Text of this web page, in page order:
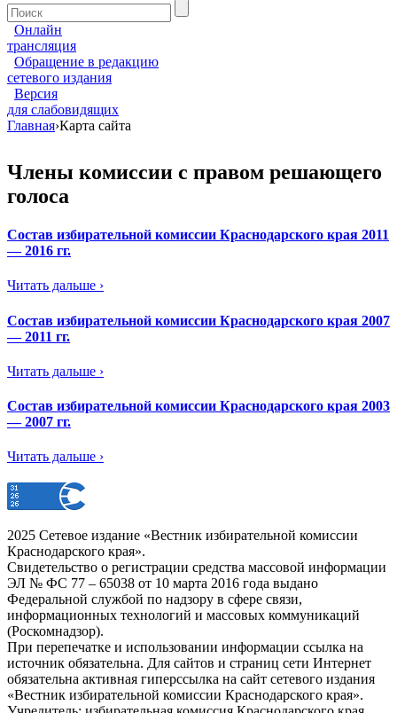
Онлайн
трансляция
Обращение в редакцию
сетевого издания
Версия
для слабовидящих
Главная›Карта сайта
Члены комиссии с правом решающего
голоса
Состав избирательной комиссии Краснодарского края 2011
— 2016 гг.
Читать дальше ›
Состав избирательной комиссии Краснодарского края 2007
— 2011 гг.
Читать дальше ›
Состав избирательной комиссии Краснодарского края 2003
— 2007 гг.
Читать дальше ›
2025 Сетевое издание «Вестник избирательной комиссии
Краснодарского края».
Свидетельство о регистрации средства массовой информации
ЭЛ № ФС 77 – 65038 от 10 марта 2016 года выдано
Федеральной службой по надзору в сфере связи,
информационных технологий и массовых коммуникаций
(Роскомнадзор).
При перепечатке и использовании информации ссылка на
источник обязательна. Для сайтов и страниц сети Интернет
обязательна активная гиперссылка на сайт сетевого издания
«Вестник избирательной комиссии Краснодарского края».